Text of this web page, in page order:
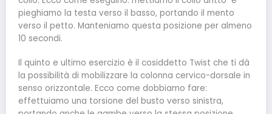
pieghiamo la testa verso il basso, portando il mento
verso il petto. Manteniamo questa posizione per almeno
10 secondi.
Il quinto e ultimo esercizio è il cosiddetto Twist che ti dà
la possibilità di mobilizzare la colonna cervico-dorsale in
senso orizzontale. Ecco come dobbiamo fare:
effettuiamo una torsione del busto verso sinistra,